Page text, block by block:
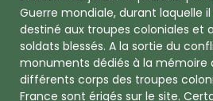
Guerre mondiale, durant laquelle
destiné aux troupes coloniales et
soldats blessés. A la sortie du
monuments dédiés à la
différents corps des troupes
France sont érigés sur le site.